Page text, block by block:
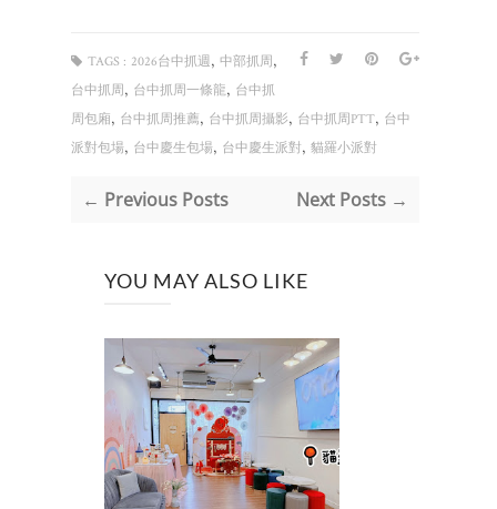
TAGS : 2026台中抓週, 中部抓周 ,
台中抓周 , 台中抓周一條龍, 台中抓
周包廂, 台中抓周推薦, 台中抓周攝影, 台中抓周PTT, 台中
派對包場, 台中慶生包場, 台中慶生派對, 貓羅小派對
← Previous Posts Next Posts →
YOU MAY ALSO LIKE